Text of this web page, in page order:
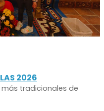
2026
tradicionales de